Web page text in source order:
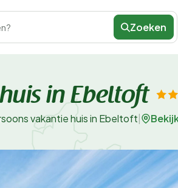
Zoeken
in Ebeltoft
vakantie huis in Ebeltoft